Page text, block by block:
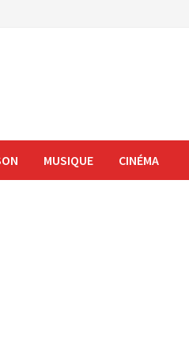
MUSIQUE CINÉMA